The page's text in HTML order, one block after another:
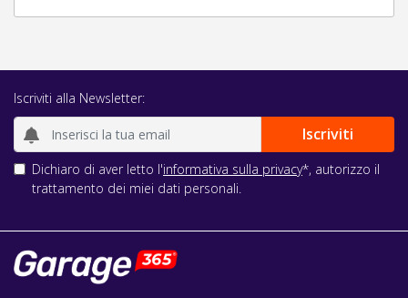
Iscriviti alla Newsletter:
Dichiaro di aver letto l'informativa sulla privacy*, autorizzo il
trattamento dei miei dati personali.